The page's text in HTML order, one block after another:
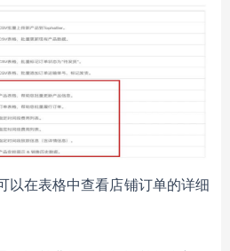
以在表格中查看店铺订单的详细